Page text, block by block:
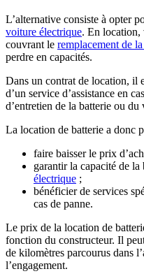
L’alternative consiste à opter
voiture électrique. En location,
couvrant le remplacement de
perdre en capacités.
Dans un contrat de location, il
d’un service d’assistance en
d’entretien de la batterie ou
La location de batterie a donc
faire baisser le prix
garantir la capacité de la
électrique ;
bénéficier de services
cas de panne.
Le prix de la location de
fonction du constructeur. Il
de kilomètres parcourus dans
l’engagement.